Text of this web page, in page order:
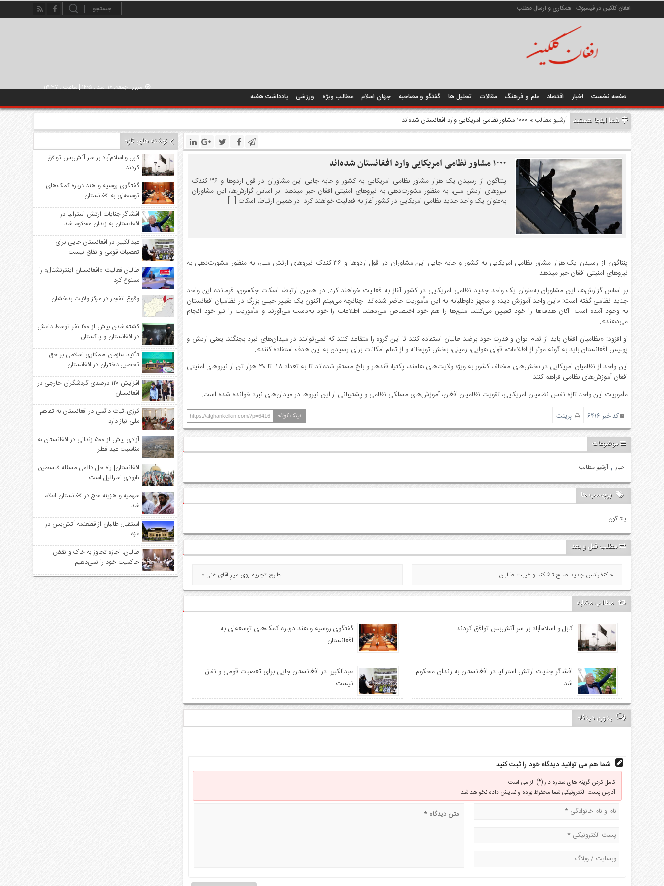
افغان کلکین در فیسبوک همکاری و ارسال مطلب
امروز : جمعه, ۱۶ اسد , ۱۴۰۵ | ساعت : ۱۳:۳۷
صفحه نخست اخبار اقتصاد علم و فرهنگ مقالات تحلیل ها گفتگو و مصاحبه جهان اسلام مطالب ویژه ورزشی یادداشت هفته
شما اینجا هستید آرشیو مطالب » ۱۰۰۰ مشاور نظامی امریکایی وارد افغانستان شده‌اند
۱۰۰۰ مشاور نظامی امریکایی وارد افغانستان شده‌اند
پنتاگون از رسیدن یک هزار مشاور نظامی امریکایی به کشور و جابه ‏جایی این مشاوران در قول اردوها و ۳۶ کندک
نیروهای ارتش ملی، به منظور مشورت‌دهی به نیروهای امنیتی افغان خبر می‎دهد. بر اساس گزارش‌ها، این مشاوران
به‌عنوان یک واحد جدید نظامی امریکایی در کشور آغاز به فعالیت خواهند کرد. در همین ارتباط، اسکات […]
پنتاگون از رسیدن یک هزار مشاور نظامی امریکایی به کشور و جابه ‏جایی این مشاوران در قول اردوها و ۳۶ کندک نیروهای ارتش ملی، به منظور مشورت‌دهی به
نیروهای امنیتی افغان خبر می‎دهد.
بر اساس گزارش‌ها، این مشاوران به‌عنوان یک واحد جدید نظامی امریکایی در کشور آغاز به فعالیت خواهند کرد. در همین ارتباط، اسکات جکسون، فرمانده این واحد
جدید نظامی گفته است: «این واحد آموزش دیده و مجهز داوطلبانه به این مأموریت حاضر شده‌اند. چنانچه می‌بینم اکنون یک تغییر خیلی بزرگ ‌در ‌نظامیان ‌افغانستان
به وجود آمده است. آنان هدف‌ها را خود تعیین می‌کنند، منبع‌ها را هم خود اختصاص می‌دهند، اطلاعات را خود به‌دست‌ می‌آورند ‎و ‌مأموریت را نیز خود انجام
می‌دهند».
او افزود: «نظامیان افغان باید از تمام توان و قدرت خود برضد طالبان استفاده کنند تا این گروه را متقاعد کنند که نمی‌توانند در میدان‌های نبرد بجنگند، یعنی ارتش و
پولیس افغانستان باید به گونه موثر از اطلاعات، قوای هوایی، زمینی، بخش توپخانه و از تمام امکانات برای رسیدن به این هدف استفاده کنند».
این واحد از نظامیان امریکایی در بخش‌های مختلف کشور به ویژه ولایت‌های هلمند، پکتیا، قندهار و بلخ مستقر شده‌اند تا به تعداد ۱۸ ‌ تا ‌۳۰‌ هزار‌ تن از نیروهای امنیتی
افغان آموزش‌های نظامی فراهم کنند.
مأموریت این واحد تازه نفس نظامیان امریکایی، تقویت نظامیان افغان، آموزش‌های ‌مسلکی ‌نظامی‌ و پشتیبانی از این ‌‌نیروها در میدان‌های نبرد خوانده شده است.
کد خبر 6416 پرینت لینک کوتاه https://afghankelkin.com/?p=6416
موضوعات
آرشیو مطالب , اخبار
برچسب ها
پنتاگون
مطلب قبل و بعد
کنفرانس جدید صلح تاشکند و غیبت طالبان » « طرح تجزیه روی میزِ آقای غنی
مطالب مشابه
کابل و اسلام‌آباد بر سر آتش‌بس توافق کردند
گفتگوی روسیه و هند درباره کمک‌های توسعه‌ای به
افغانستان
افشاگر جنایات ارتش استرالیا در افغانستان به زندان محکوم
شد
عبدالکبیر: در افغانستان جایی برای تعصبات قومی و نفاق
نیست
بدون دیدگاه
شما هم می توانید دیدگاه خود را ثبت کنید
کامل کردن گزینه های ستاره دار (*) الزامی است -
آدرس پست الکترونیکی شما محفوظ بوده و نمایش داده نخواهد شد -
نوشته های تازه
کابل و اسلام‌آباد بر سر آتش‌بس توافق
کردند
گفتگوی روسیه و هند درباره کمک‌های
توسعه‌ای به افغانستان
افشاگر جنایات ارتش استرالیا در
افغانستان به زندان محکوم شد
عبدالکبیر: در افغانستان جایی برای
تعصبات قومی و نفاق نیست
طالبان فعالیت «افغانستان اینترنشنال» را
ممنوع کرد
وقوع انفجار در مرکز ولایت بدخشان
کشته شدن بیش از ۴۰۰ نفر توسط داعش
در افغانستان و پاکستان
تأکید سازمان همکاری اسلامی بر حق
تحصیل دختران در افغانستان
افزایش ۱۲۰ درصدی گردشگران خارجی در
افغانستان
کرزی: ثبات دائمی در افغانستان به تفاهم
ملی نیاز دارد
آزادی بیش از ۵۰۰ زندانی در افغانستان به
مناسبت عید فطر
افغانستان| راه حل دائمی مسئله فلسطین
نابودی اسرائیل است
سهمیه‌ و هزینه حج در افغانستان اعلام
شد
استقبال طالبان از قطعنامه آتش‌بس در
غزه
طالبان: اجازه تجاوز به خاک و نقض
حاکمیت خود را نمی‌دهیم